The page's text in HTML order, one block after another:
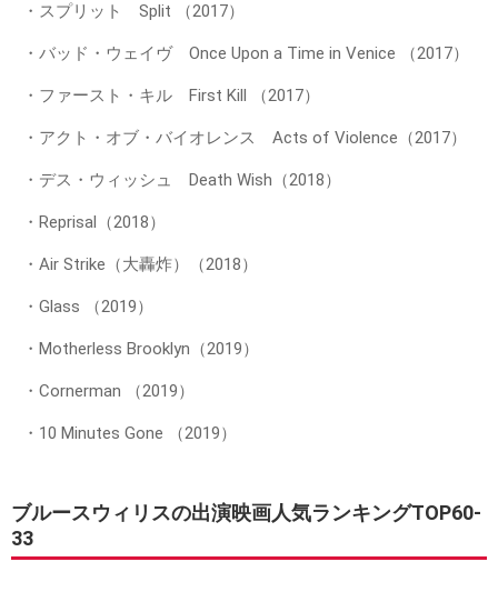
・スプリット Split （2017）
・バッド・ウェイヴ Once Upon a Time in Venice （2017）
・ファースト・キル First Kill （2017）
・アクト・オブ・バイオレンス Acts of Violence（2017）
・デス・ウィッシュ Death Wish（2018）
・Reprisal（2018）
・Air Strike（大轟炸）（2018）
・Glass （2019）
・Motherless Brooklyn（2019）
・Cornerman （2019）
・10 Minutes Gone （2019）
ブルースウィリスの出演映画人気ランキングTOP60-
33